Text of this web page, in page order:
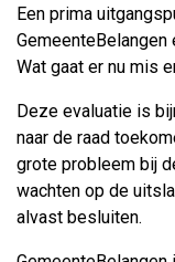
Een prima
GemeenteBelangen
Wat gaat er nu mis
Deze evaluatie is
naar de raad
grote probleem bij
wachten op de
alvast besluiten.